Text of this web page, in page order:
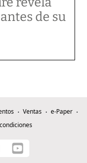
de su
Ventas
e-Paper